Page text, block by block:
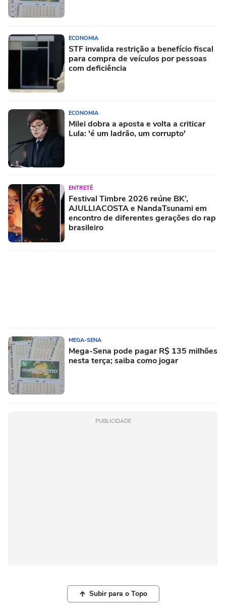
ECONOMIA
STF invalida restrição a benefício fiscal
para compra de veículos por pessoas
com deficiência
ECONOMIA
Milei dobra a aposta e volta a criticar
Lula: 'é um ladrão, um corrupto'
ENTRETÊ
Festival Timbre 2026 reúne BK’,
AJULLIACOSTA e NandaTsunami em
encontro de diferentes gerações do rap
brasileiro
MEGA-SENA
Mega-Sena pode pagar R$ 135 milhões
nesta terça; saiba como jogar
PUBLICIDADE
Subir para o Topo